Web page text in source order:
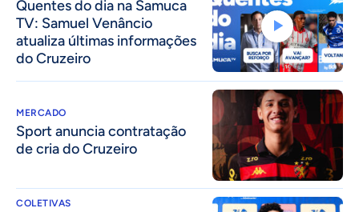
Quentes do dia na Samuca
TV: Samuel Venâncio
atualiza últimas informações
do Cruzeiro
MERCADO
Sport anuncia contratação
de cria do Cruzeiro
COLETIVAS